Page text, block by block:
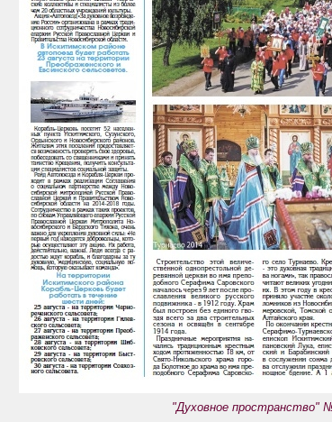
"Духовное пространство"